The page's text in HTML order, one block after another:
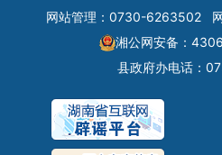
网站管理：0730-6263502
湘公网安备：
县政府办电话：